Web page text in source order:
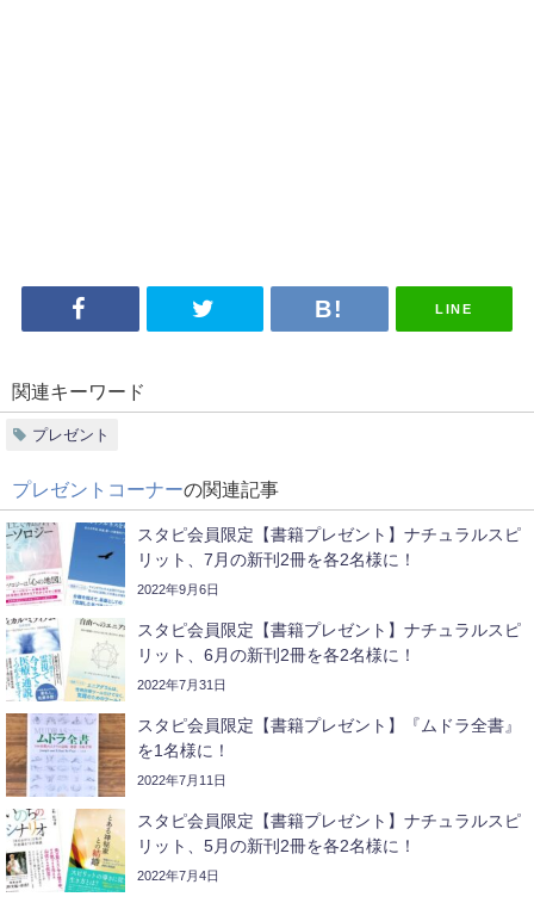
LINE
関連キーワード
プレゼント
プレゼントコーナーの関連記事
スタピ会員限定【書籍プレゼント】ナチュラルスピ
リット、7月の新刊2冊を各2名様に！
2022年9月6日
スタピ会員限定【書籍プレゼント】ナチュラルスピ
リット、6月の新刊2冊を各2名様に！
2022年7月31日
スタピ会員限定【書籍プレゼント】『ムドラ全書』
を1名様に！
2022年7月11日
スタピ会員限定【書籍プレゼント】ナチュラルスピ
リット、5月の新刊2冊を各2名様に！
2022年7月4日